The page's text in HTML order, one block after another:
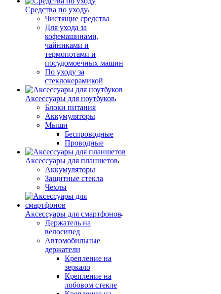
Средства по уходу
Чистящие средства
Для ухода за
кофемашинами,
чайниками и
термопотами и
посудомоечных машин
По уходу за
стеклокерамикой
Аксессуары для ноутбуков
Блоки питания
Аккумуляторы
Мыши
Беспроводные
Проводные
Аксессуары для планшетов
Аккумуляторы
Защитные стекла
Чехлы
Аксессуары для смартфонов
Держатель на
велосипед
Автомобильные
держатели
Крепление на
зеркало
Крепление на
лобовом стекле